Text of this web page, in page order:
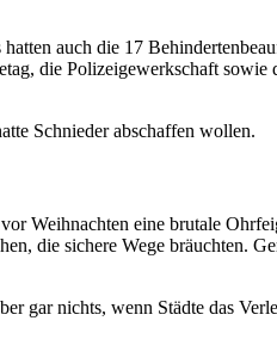
auch die 17
die Polizeigewerkschaft
Schnieder abschaffen wollen.
Weihnachten eine brutale
die sichere Wege bräuchten.
gar nichts, wenn Städte das